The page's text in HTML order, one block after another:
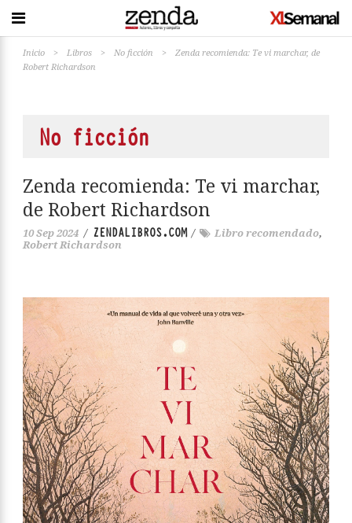
Inicio > Libros > No ficción >
Zenda recomienda: Te vi marchar, de
Robert Richardson
No ficción
Zenda recomienda: Te vi marchar,
de Robert Richardson
10 Sep 2024 / ZENDALIBROS.COM/ Libro recomendado,
Robert Richardson